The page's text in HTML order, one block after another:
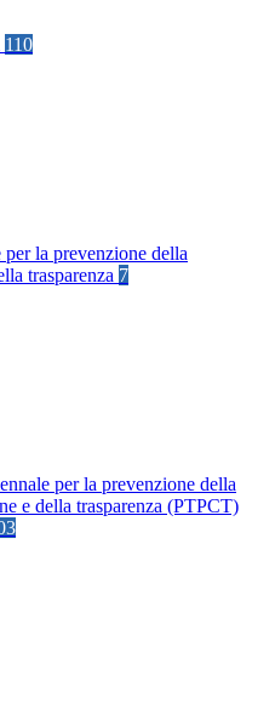
110
la prevenzione della
trasparenza 7
per la prevenzione della
e della trasparenza (PTPCT)